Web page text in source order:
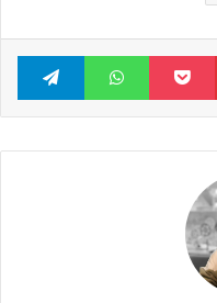
‫پین‌ترست پاکت واتس آپ